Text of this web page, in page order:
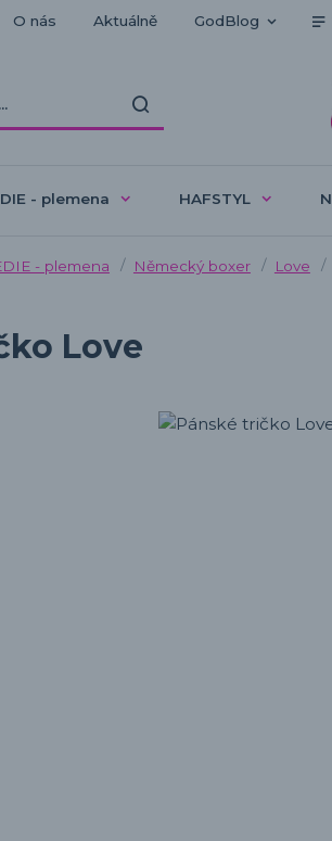
O nás Aktuálně GodBlog
- plemena HAFSTYL
- plemena Německý boxer Love
Love